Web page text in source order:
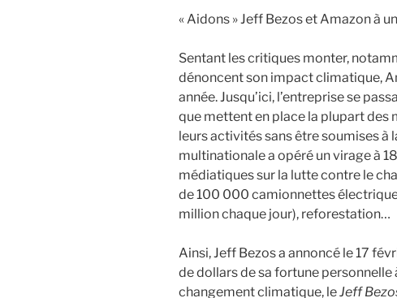
« Aidons » Jeff Bezos et Amazon à
Sentant les critiques monter,
dénoncent son impact climatique,
année. Jusqu’ici, l’entreprise se
que mettent en place la plupart
leurs activités sans être soumises à
multinationale a opéré un virage à
médiatiques sur la lutte contre le
de 100 000 camionnettes
million chaque jour), reforestation…
Ainsi, Jeff Bezos a annoncé le 17
de dollars de sa fortune
changement climatique, leJeff